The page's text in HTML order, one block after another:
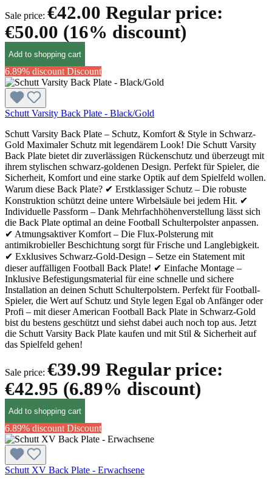
Sale price: €42.00 Regular price:
€50.00 (16% discount)
Add to shopping cart
6.89% discount Discount
Schutt Varsity Back Plate - Black/Gold
Schutt Varsity Back Plate – Schutz, Komfort & Style in Schwarz-
Gold Maximaler Schutz mit legendärem Look! Die Schutt Varsity
Back Plate bietet dir zuverlässigen Rückenschutz und überzeugt mit
ihrem stylischen schwarz-goldenen Design. Perfekt für Spieler, die
Sicherheit, Komfort und eine starke Optik auf dem Spielfeld wollen.
Warum diese Back Plate? ✔ Erstklassiger Schutz – Die robuste
Konstruktion schützt deine untere Wirbelsäule bei jedem Hit. ✔
Individuelle Passform – Dank Mehrfachhöhenverstellung lässt sich
die Back Plate optimal an deine Football Schulterpolster anpassen.
✔ Atmungsaktiver Komfort – Die Flux-Polsterung mit
antimikrobieller Beschichtung sorgt für Frische und Langlebigkeit.
✔ Exklusives Schwarz-Gold-Design – Setze ein Statement mit
dieser auffälligen Football Back Plate! ✔ Einfache Montage –
Inklusive Befestigungsmaterial für eine schnelle und sichere
Installation an deinen Schutt Schulterpolstern. Perfekt für Football-
Spieler, die Wert auf Schutz und Style legen Egal ob Anfänger oder
Profi – mit dieser American Football Back Plate in Schwarz-Gold
bist du bestens geschützt und siehst dabei auch noch top aus. Jetzt
die Schutt Varsity Back Plate kaufen und mit Stil & Sicherheit auf
das Spielfeld gehen!
Sale price: €39.99 Regular price:
€42.95 (6.89% discount)
Add to shopping cart
6.89% discount Discount
Schutt XV Back Plate - Erwachsene